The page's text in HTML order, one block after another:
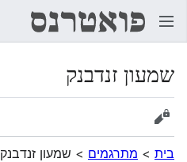
שמעון זנדבנק
הצגת מקור
בית > מתרגמים > שמעון זנדבנק